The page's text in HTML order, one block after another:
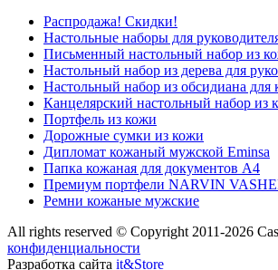
Распродажа! Скидки!
Настольные наборы для
Письменный настольный набор из
Настольный набор из дерева для
Настольный набор из обсидиана для
Канцелярский настольный набор из
Портфель из кожи
Дорожные сумки из кожи
Дипломат кожаный мужской Eminsa
Папка кожаная для документов А4
Премиум портфели NARVIN
Ремни кожаные мужские
All rights reserved © Copyright 2011-2026
конфиденциальности
Разработка сайта it&Store